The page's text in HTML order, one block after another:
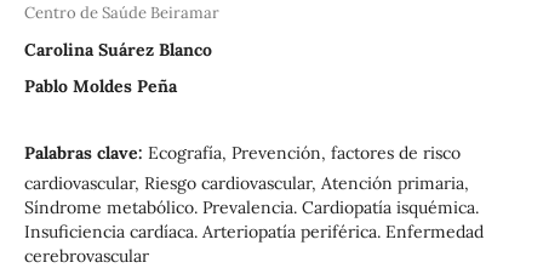
Centro de Saúde Beiramar
Carolina Suárez Blanco
Pablo Moldes Peña
Palabras clave: Ecografía, Prevención, factores de risco
cardiovascular, Riesgo cardiovascular, Atención primaria,
Síndrome metabólico. Prevalencia. Cardiopatía isquémica.
Insuficiencia cardíaca. Arteriopatía periférica. Enfermedad
cerebrovascular